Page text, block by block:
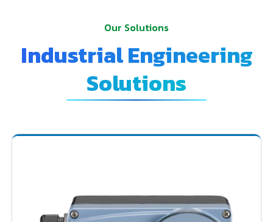
Our Solutions
Industrial Engineering
Solutions